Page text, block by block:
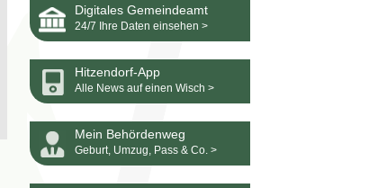
Digitales Gemeindeamt
24/7 Ihre Daten einsehen >
Hitzendorf-App
Alle News auf einen Wisch >
Mein Behördenweg
Geburt, Umzug, Pass & Co. >